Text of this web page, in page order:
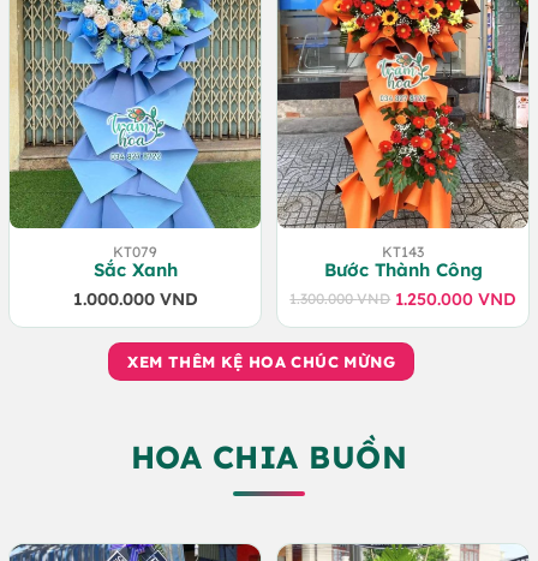
KT079
Sắc Xanh
1.000.000 VND
KT143
Bước Thành Công
1.300.000VND Giá
gốc
là:
1.250.000 VND
Giá
hiện
tại
1.250.000 VND.
XEM THÊM KỆ HOA CHÚC MỪNG
HOA CHIA BUỒN